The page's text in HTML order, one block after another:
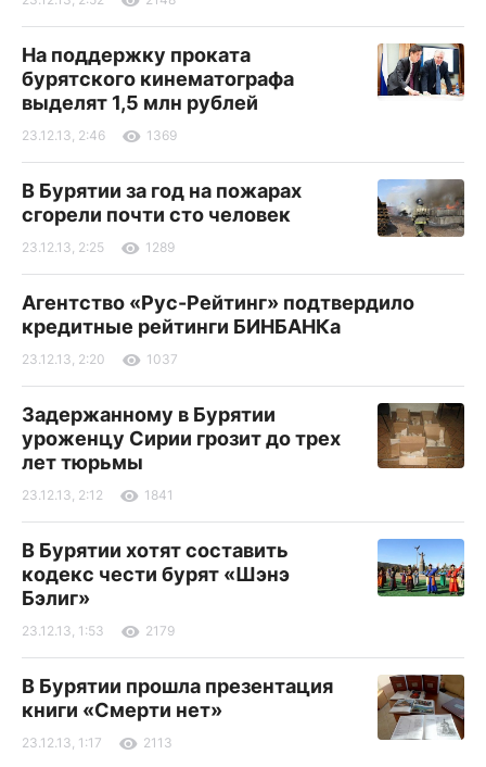
На поддержку проката
бурятского кинематографа
выделят 1,5 млн рублей
23.12.13, 2:46 1369
В Бурятии за год на пожарах
сгорели почти сто человек
23.12.13, 2:25 1289
Агентство «Рус-Рейтинг» подтвердило
кредитные рейтинги БИНБАНКа
23.12.13, 2:20 1037
Задержанному в Бурятии
уроженцу Сирии грозит до трех
лет тюрьмы
23.12.13, 2:12 1841
В Бурятии хотят составить
кодекс чести бурят «Шэнэ
Бэлиг»
23.12.13, 1:53 2179
В Бурятии прошла презентация
книги «Смерти нет»
23.12.13, 1:17 2113